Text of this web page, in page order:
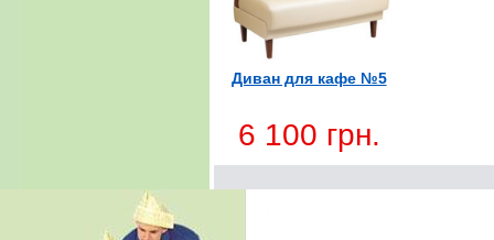
Диван для кафе №5
6 100 грн.